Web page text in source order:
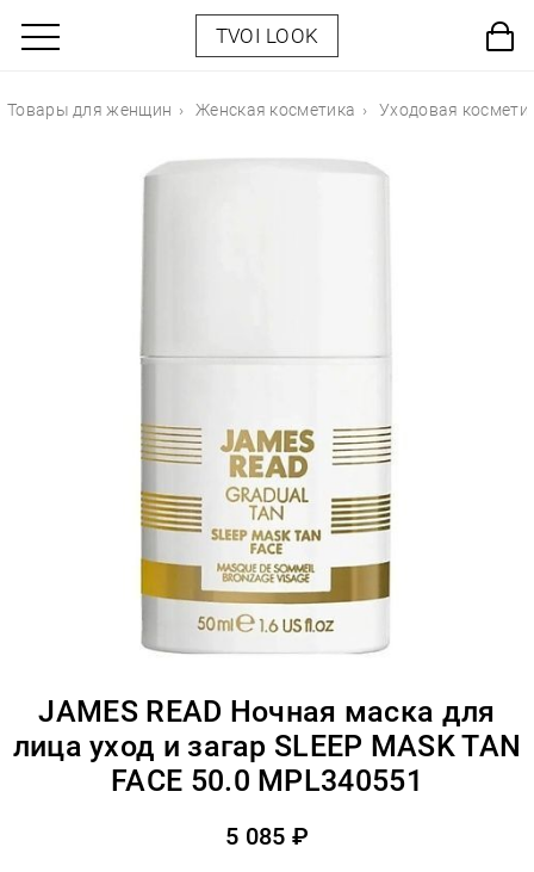
TVOI LOOK
Товары для женщин Женская косметика Уходовая
JAMES READ Ночная маска для
лица уход и загар SLEEP MASK TAN
FACE 50.0 MPL340551
5 085 ₽